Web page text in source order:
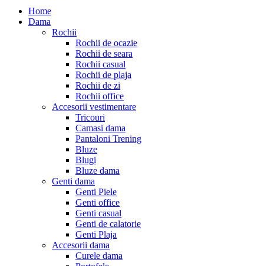
Home
Dama
Rochii
Rochii de ocazie
Rochii de seara
Rochii casual
Rochii de plaja
Rochii de zi
Rochii office
Accesorii vestimentare
Tricouri
Camasi dama
Pantaloni Trening
Bluze
Blugi
Bluze dama
Genti dama
Genti Piele
Genti office
Genti casual
Genti de calatorie
Genti Plaja
Accesorii dama
Curele dama